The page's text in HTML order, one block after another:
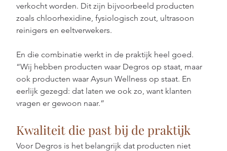
verkocht worden. Dit zijn bijvoorbeeld producten
zoals chloorhexidine, fysiologisch zout, ultrasoon
reinigers en eeltverwekers.
En die combinatie werkt in de praktijk heel goed.
“Wij hebben producten waar Degros op staat, maar
ook producten waar Aysun Wellness op staat. En
eerlijk gezegd: dat laten we ook zo, want klanten
vragen er gewoon naar.”
Kwaliteit die past bij de praktijk
Voor Degros is het belangrijk dat producten niet